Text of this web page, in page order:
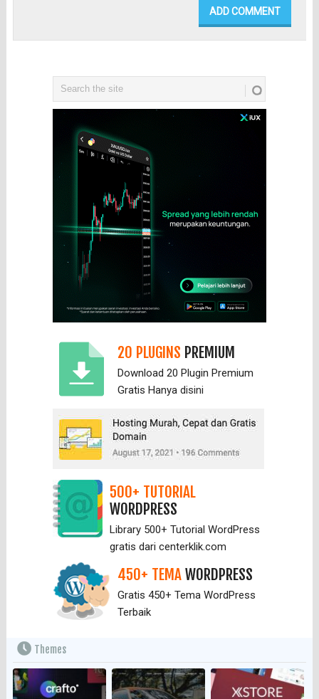
20 PLUGINS PREMIUM
Download 20 Plugin Premium
Gratis Hanya disini
500+ TUTORIAL
WORDPRESS
Library 500+ Tutorial WordPress
gratis dari centerklik.com
450+ TEMAWORDPRESS
Gratis 450+ Tema WordPress
Terbaik
Themes